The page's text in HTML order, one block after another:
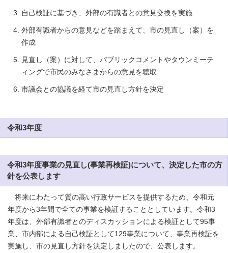
自己検証に基づき、外部の有識者との意見交換を実施
外部有識者からの意見などを踏まえて、市の見直し（案）を
作成
見直し（案）に対して、パブリックコメントやタウンミーテ
ィングで市民のみなさまからの意見を聴取
市議会との協議を経て市の見直し方針を決定
令和3年度
令和3年度事業の見直し(事業再検証)について、決定した市の方
針を公表します
将来にわたって質の高い行政サービスを提供するため、令和元
年度から3年間で全ての事業を検証することとしています。令和3
年度は、外部有識者とのディスカッションによる検証として95事
業、市内部による自己検証として129事業について、事業再検証を
実施し、市の見直し方針を決定しましたので、公表します。